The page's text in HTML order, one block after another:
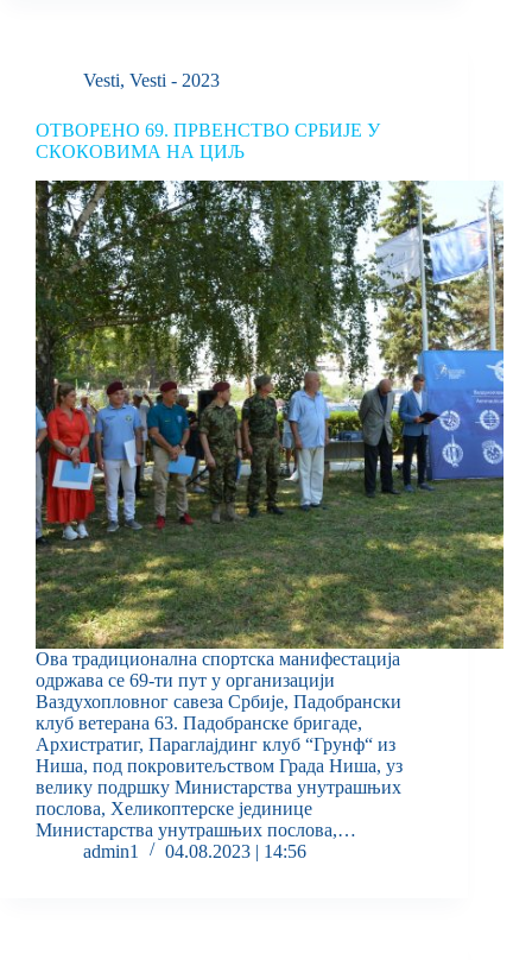
Vesti, Vesti - 2023
ОТВОРЕНО 69. ПРВЕНСТВО СРБИЈЕ У
СКОКОВИМА НА ЦИЉ
Ова традиционална спортска манифестација
одржава се 69-ти пут у организацији
Ваздухопловног савеза Србије, Падобрански
клуб ветерана 63. Падобранске бригаде,
Архистратиг, Параглајдинг клуб “Грунф“ из
Ниша, под покровитељством Града Ниша, уз
велику подршку Министарства унутрашњих
послова, Хеликоптерске јединице
Министарства унутрашњих послова,…
admin1
04.08.2023 | 14:56